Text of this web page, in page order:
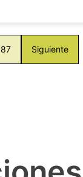
87 Siguiente